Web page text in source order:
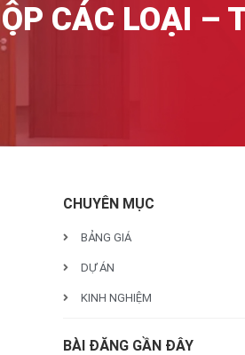
CÁC LOẠI –
CHUYÊN MỤC
BẢNG GIÁ
DỰ ÁN
KINH NGHIỆM
BÀI ĐĂNG GẦN ĐÂY